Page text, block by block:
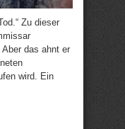
Zu dieser
das ahnt er
wird. Ein